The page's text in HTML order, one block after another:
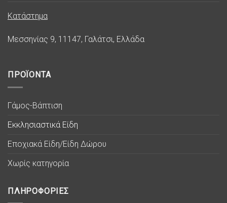
Κατάστημα
Μεσσηνίας 9, 11147, Γαλάτσι, Ελλάδα
ΠΡΟΪΟΝΤΑ
Γάμος-Βάπτιση
Εκκλησιαστικά Είδη
Εποχιακά Είδη/Είδη Δώρου
Χωρίς κατηγορία
ΠΛΗΡΟΦΟΡΙΕΣ